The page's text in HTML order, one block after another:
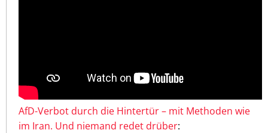
AfD-Verbot durch die Hintertür – mit Methoden wie
im Iran. Und niemand redet drüber: